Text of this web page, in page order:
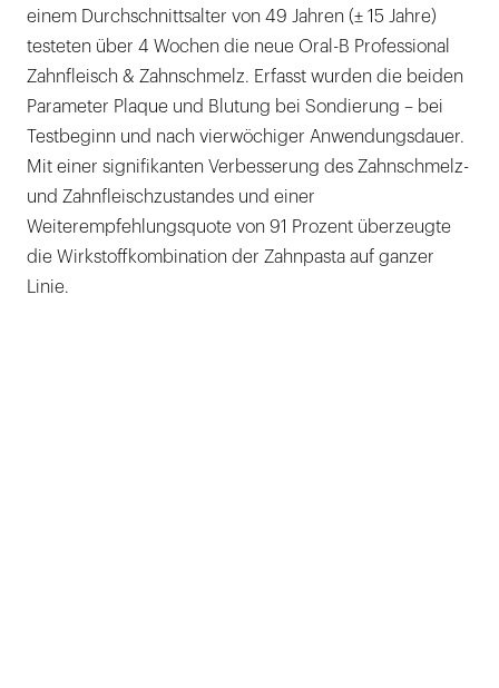
einem Durchschnittsalter von 49 Jahren (± 15 Jahre)
testeten über 4 Wochen die neue Oral-B Professional
Zahnfleisch & Zahnschmelz. Erfasst wurden die beiden
Parameter Plaque und Blutung bei Sondierung – bei
Testbeginn und nach vierwöchiger Anwendungsdauer.
Mit einer signifikanten Verbesserung des Zahnschmelz-
und Zahnfleischzustandes und einer
Weiterempfehlungsquote von 91 Prozent überzeugte
die Wirkstoffkombination der Zahnpasta auf ganzer
Linie.